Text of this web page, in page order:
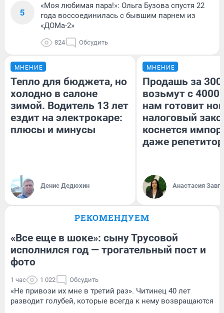
5
«Моя любимая пара!»: Ольга Бузова спустя 22
года воссоединилась с бывшим парнем из
«ДОМа-2»
824 Обсудить
МНЕНИЕ
Тепло для бюджета, но
холодно в салоне
зимой. Водитель 13 лет
ездит на электрокаре:
плюсы и минусы
Денис Дедюхин
МНЕНИЕ
Продашь за
возьмут с
нам готовит
налоговый
коснется
даже
Анастасия
РЕКОМЕНДУЕМ
«Все еще в шоке»: сыну Трусовой
исполнился год — трогательный пост и
фото
1 час 1 022 Обсудить
«Не привози их мне в третий раз». Читинец 40 лет
разводит голубей, которые всегда к нему возвращаются